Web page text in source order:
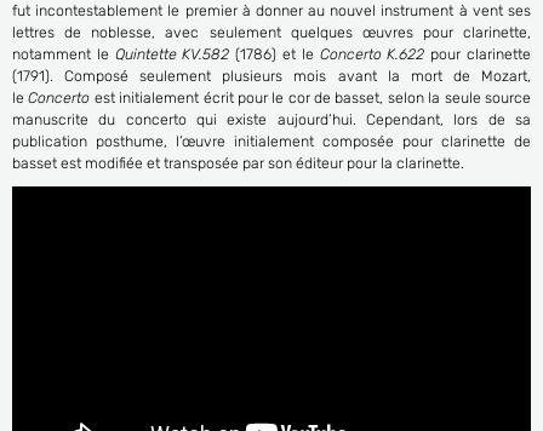
fut incontestablement le premier à donner au nouvel instrument à vent ses
lettres de noblesse, avec seulement quelques œuvres pour clarinette,
notamment le Quintette KV.582 (1786) et le Concerto K.622 pour clarinette
(1791). Composé seulement plusieurs mois avant la mort de Mozart,
leConcerto est initialement écrit pour le cor de basset, selon la seule source
manuscrite du concerto qui existe aujourd’hui. Cependant, lors de sa
publication posthume, l’œuvre initialement composée pour clarinette de
basset est modifiée et transposée par son éditeur pour la clarinette.